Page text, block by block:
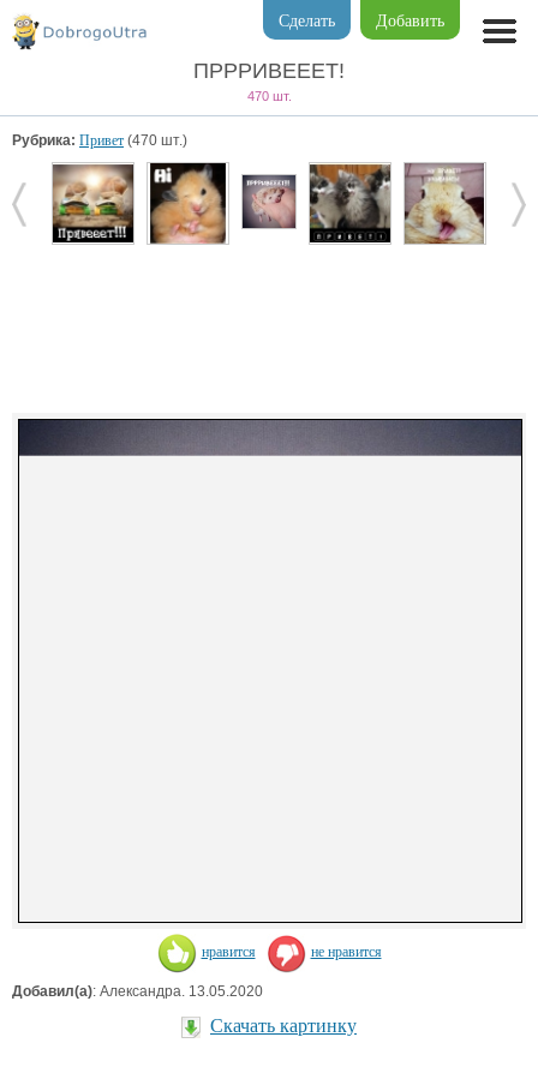
Добавить
Сделать
ПРРРИВЕЕЕТ!
470 шт.
Рубрика: Привет (470 шт.)
нравится не нравится
Добавил(а): Александра. 13.05.2020
Скачать картинку